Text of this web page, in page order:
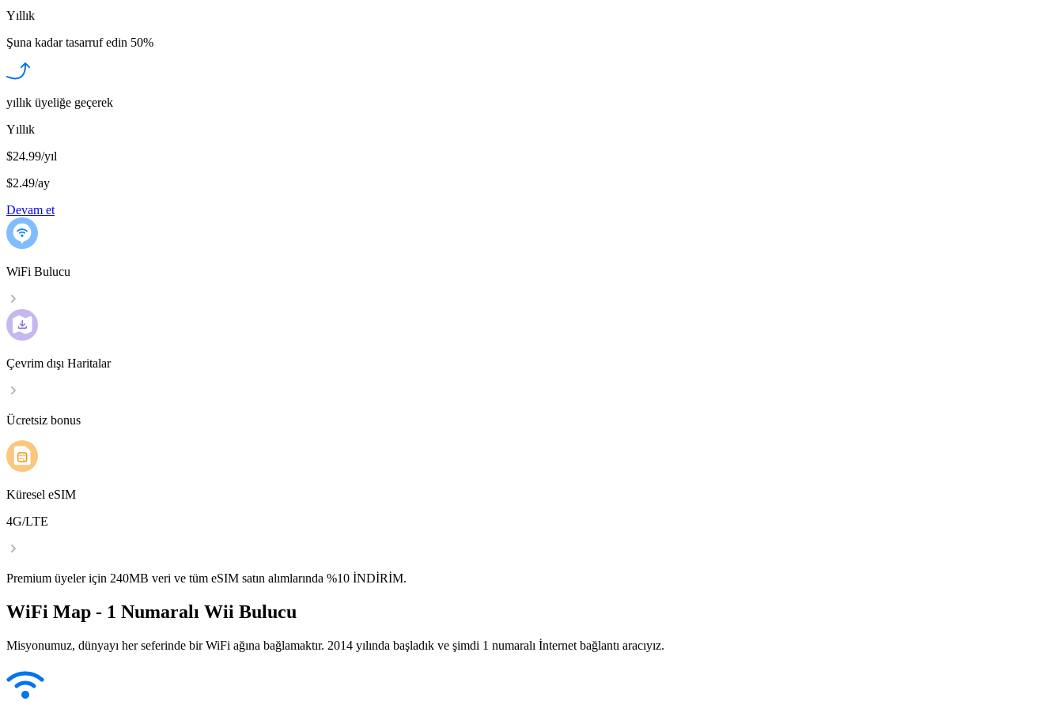
Yıllık
Şuna kadar tasarruf edin 50%
yıllık üyeliğe geçerek
Yıllık
$24.99/yıl
$2.49/ay
Devam et
WiFi Bulucu
Çevrim dışı Haritalar
Ücretsiz bonus
Küresel eSIM
4G/LTE
Premium üyeler için 240MB veri ve tüm eSIM satın alımlarında %10 İNDİRİM.
WiFi Map - 1 Numaralı Wii Bulucu
Misyonumuz, dünyayı her seferinde bir WiFi ağına bağlamaktır. 2014 yılında başladık ve şimdi 1 numaralı İnternet bağlantı aracıyız.